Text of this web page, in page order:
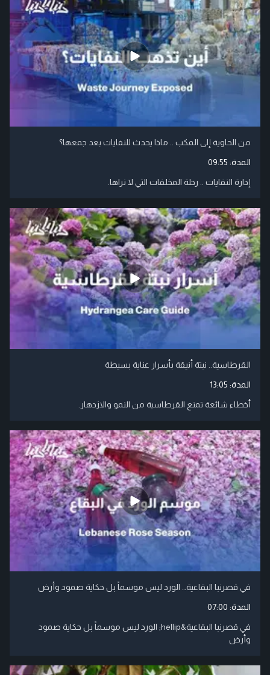
من الحاوية إلى المكب .. ماذا يحدث للنفايات بعد جمعها؟
المدة: 09:55
إدارة النفايات .. رحلة المخلفات التي لا نراها.
القرطاسية.. نبتة أنيقة بأسرار عناية بسيطة
المدة: 13:05
أخطاء شائعة تمنع القرطاسية من النمو والازدهار.
في قصرنبا البقاعية… الورد ليس موسماً بل حكاية صمود وأرض
المدة: 07:00
في قصرنبا البقاعية&hellip; الورد ليس موسماً بل حكاية صمود
وأرض